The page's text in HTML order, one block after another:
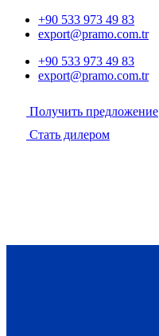
+90 533 973 49 83
export@pramo.com.tr
+90 533 973 49 83
export@pramo.com.tr
Получить предложение
Стать дилером